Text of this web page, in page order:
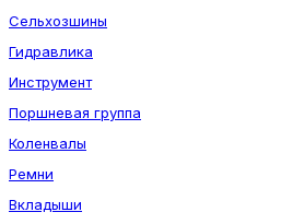
Сельхозшины
Гидравлика
Инструмент
Поршневая группа
Коленвалы
Ремни
Вкладыши